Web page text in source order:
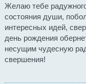
Желаю тебе
состояния души,
интересных идей,
день рождения
несущим чудесную
свершения!